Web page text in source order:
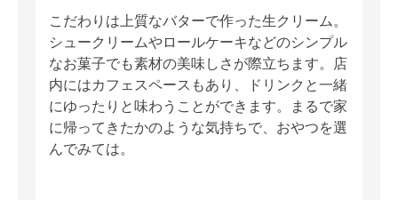
こだわりは上質なバターで作った生クリーム。
シュークリームやロールケーキなどのシンプル
なお菓子でも素材の美味しさが際立ちます。店
内にはカフェスペースもあり、ドリンクと一緒
にゆったりと味わうことができます。まるで家
に帰ってきたかのような気持ちで、おやつを選
んでみては。